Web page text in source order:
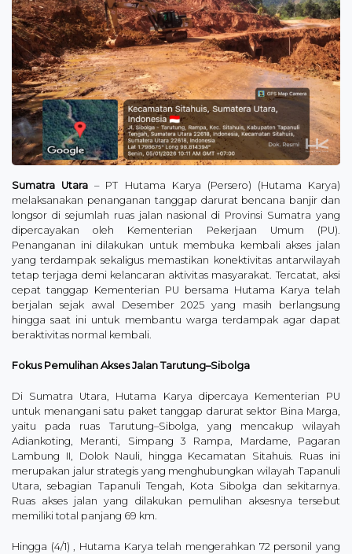
Sumatra Utara – PT Hutama Karya (Persero) (Hutama Karya)
melaksanakan penanganan tanggap darurat bencana banjir dan
longsor di sejumlah ruas jalan nasional di Provinsi Sumatra yang
dipercayakan oleh Kementerian Pekerjaan Umum (PU).
Penanganan ini dilakukan untuk membuka kembali akses jalan
yang terdampak sekaligus memastikan konektivitas antarwilayah
tetap terjaga demi kelancaran aktivitas masyarakat. Tercatat, aksi
cepat tanggap Kementerian PU bersama Hutama Karya telah
berjalan sejak awal Desember 2025 yang masih berlangsung
hingga saat ini untuk membantu warga terdampak agar dapat
beraktivitas normal kembali.
Fokus Pemulihan Akses Jalan Tarutung–Sibolga
Di Sumatra Utara, Hutama Karya dipercaya Kementerian PU
untuk menangani satu paket tanggap darurat sektor Bina Marga,
yaitu pada ruas Tarutung–Sibolga, yang mencakup wilayah
Adiankoting, Meranti, Simpang 3 Rampa, Mardame, Pagaran
Lambung II, Dolok Nauli, hingga Kecamatan Sitahuis. Ruas ini
merupakan jalur strategis yang menghubungkan wilayah Tapanuli
Utara, sebagian Tapanuli Tengah, Kota Sibolga dan sekitarnya.
Ruas akses jalan yang dilakukan pemulihan aksesnya tersebut
memiliki total panjang 69 km.
Hingga (4/1) , Hutama Karya telah mengerahkan 72 personil yang